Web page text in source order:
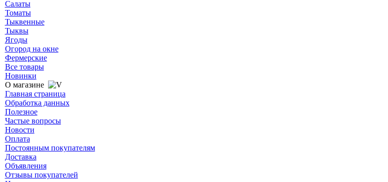
Салаты
Томаты
Тыквенные
Тыквы
Ягоды
Огород на окне
Фермерские
Все товары
Новинки
О магазине
Главная страница
Обработка данных
Полезное
Частые вопросы
Новости
Оплата
Постоянным покупателям
Доставка
Объявления
Отзывы покупателей